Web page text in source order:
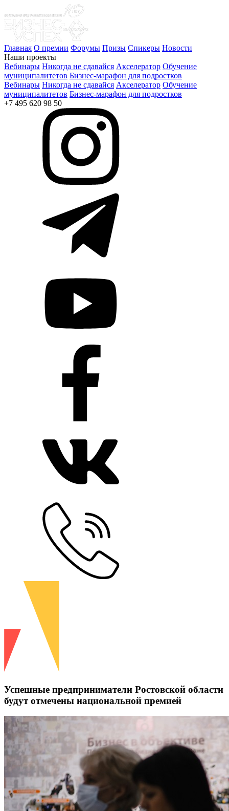
Главная О премии Форумы Призы Спикеры Новости
Наши проекты
Вебинары Никогда не сдавайся Акселератор Обучение
муниципалитетов Бизнес-марафон для подростков
Вебинары Никогда не сдавайся Акселератор Обучение
муниципалитетов Бизнес-марафон для подростков
+7 495 620 98 50
Успешные предприниматели Ростовской области
будут отмечены национальной премией